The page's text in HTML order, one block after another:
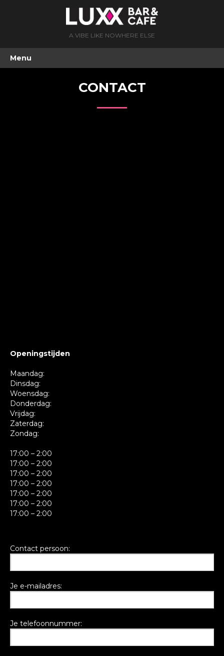
A VIBE LIKE NOWHERE ELSE
Menu
CONTACT
Openingstijden
Maandag:
Dinsdag:
Woensdag:
Donderdag:
Vrijdag:
Zaterdag:
Zondag:
17:00 – 2:00
17:00 – 2:00
17:00 – 2:00
17:00 – 2:00
17:00 – 2:00
17:00 – 2:00
17:00 – 2:00
Contact persoon:
Je e-mailadres:
Je telefoonnummer: